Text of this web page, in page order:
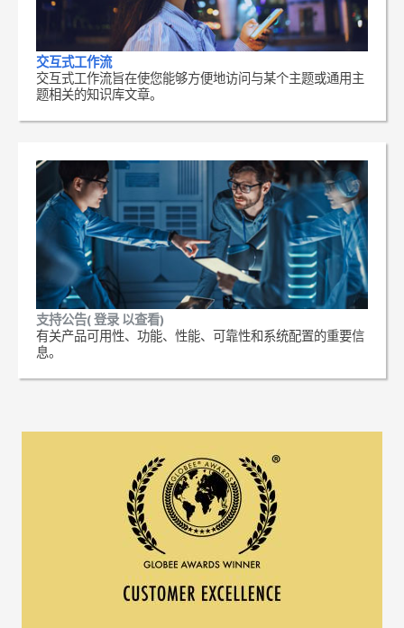
交互式工作流
交互式工作流旨在使您能够方便地访问与某个主题或通用主
题相关的知识库文章。
支持公告( 登录 以查看)
有关产品可用性、功能、性能、可靠性和系统配置的重要信
息。